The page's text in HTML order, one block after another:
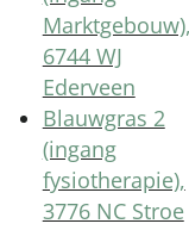
Marktgebouw),
6744 WJ
Ederveen
Blauwgras 2
(ingang
fysiotherapie),
3776 NC Stroe